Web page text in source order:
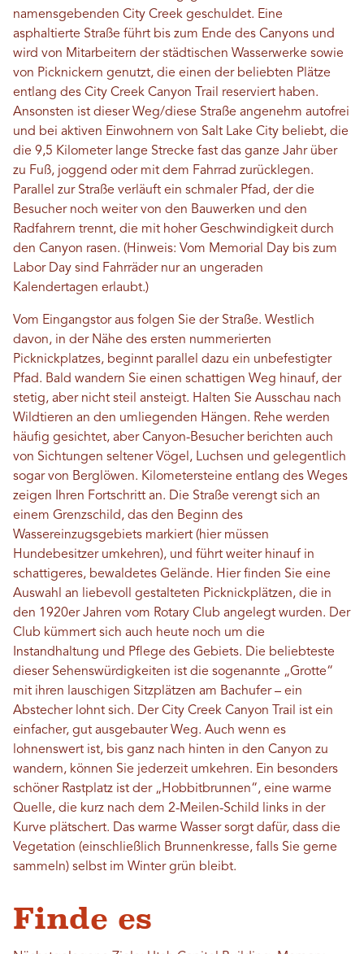
namensgebenden City Creek geschuldet. Eine
asphaltierte Straße führt bis zum Ende des Canyons und
wird von Mitarbeitern der städtischen Wasserwerke sowie
von Picknickern genutzt, die einen der beliebten Plätze
entlang des City Creek Canyon Trail reserviert haben.
Ansonsten ist dieser Weg/diese Straße angenehm autofrei
und bei aktiven Einwohnern von Salt Lake City beliebt, die
die 9,5 Kilometer lange Strecke fast das ganze Jahr über
zu Fuß, joggend oder mit dem Fahrrad zurücklegen.
Parallel zur Straße verläuft ein schmaler Pfad, der die
Besucher noch weiter von den Bauwerken und den
Radfahrern trennt, die mit hoher Geschwindigkeit durch
den Canyon rasen. (Hinweis: Vom Memorial Day bis zum
Labor Day sind Fahrräder nur an ungeraden
Kalendertagen erlaubt.)
Vom Eingangstor aus folgen Sie der Straße. Westlich
davon, in der Nähe des ersten nummerierten
Picknickplatzes, beginnt parallel dazu ein unbefestigter
Pfad. Bald wandern Sie einen schattigen Weg hinauf, der
stetig, aber nicht steil ansteigt. Halten Sie Ausschau nach
Wildtieren an den umliegenden Hängen. Rehe werden
häufig gesichtet, aber Canyon-Besucher berichten auch
von Sichtungen seltener Vögel, Luchsen und gelegentlich
sogar von Berglöwen. Kilometersteine ​​entlang des Weges
zeigen Ihren Fortschritt an. Die Straße verengt sich an
einem Grenzschild, das den Beginn des
Wassereinzugsgebiets markiert (hier müssen
Hundebesitzer umkehren), und führt weiter hinauf in
schattigeres, bewaldetes Gelände. Hier finden Sie eine
Auswahl an liebevoll gestalteten Picknickplätzen, die in
den 1920er Jahren vom Rotary Club angelegt wurden. Der
Club kümmert sich auch heute noch um die
Instandhaltung und Pflege des Gebiets. Die beliebteste
dieser Sehenswürdigkeiten ist die sogenannte „Grotte“
mit ihren lauschigen Sitzplätzen am Bachufer – ein
Abstecher lohnt sich. Der City Creek Canyon Trail ist ein
einfacher, gut ausgebauter Weg. Auch wenn es
lohnenswert ist, bis ganz nach hinten in den Canyon zu
wandern, können Sie jederzeit umkehren. Ein besonders
schöner Rastplatz ist der „Hobbitbrunnen“, eine warme
Quelle, die kurz nach dem 2-Meilen-Schild links in der
Kurve plätschert. Das warme Wasser sorgt dafür, dass die
Vegetation (einschließlich Brunnenkresse, falls Sie gerne
sammeln) selbst im Winter grün bleibt.
Finde es